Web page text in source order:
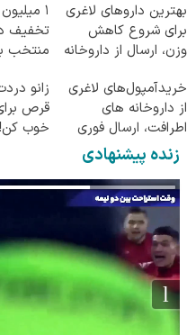
بهترین داروهای لاغری
برای شروع کاهش
وزن، ارسال از داروخانه
۱
تخفیف
منتخب
خریدآمپول‌های لاغری
از داروخانه های
اطرافت، ارسال فوری
همراه با پک یخ!
زانو
قرص
خوب کن!
زنده پیشنهادی